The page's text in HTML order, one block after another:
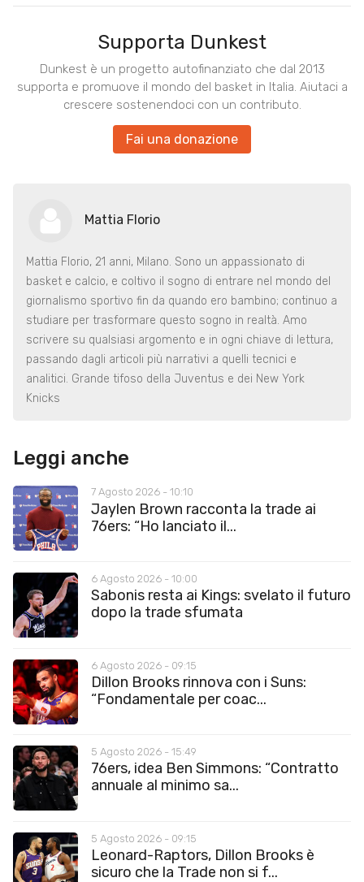
Supporta Dunkest
Dunkest è un progetto autofinanziato che dal 2013
supporta e promuove il mondo del basket in Italia. Aiutaci a
crescere sostenendoci con un contributo.
Fai una donazione
Mattia Florio
Mattia Florio, 21 anni, Milano. Sono un appassionato di
basket e calcio, e coltivo il sogno di entrare nel mondo del
giornalismo sportivo fin da quando ero bambino; continuo a
studiare per trasformare questo sogno in realtà. Amo
scrivere su qualsiasi argomento e in ogni chiave di lettura,
passando dagli articoli più narrativi a quelli tecnici e
analitici. Grande tifoso della Juventus e dei New York
Knicks
Leggi anche
7 Agosto 2026 - 10:10
Jaylen Brown racconta la trade ai
76ers: “Ho lanciato il...
6 Agosto 2026 - 10:00
Sabonis resta ai Kings: svelato il futuro
dopo la trade sfumata
6 Agosto 2026 - 09:15
Dillon Brooks rinnova con i Suns:
“Fondamentale per coac...
5 Agosto 2026 - 15:49
76ers, idea Ben Simmons: “Contratto
annuale al minimo sa...
5 Agosto 2026 - 09:15
Leonard-Raptors, Dillon Brooks è
sicuro che la Trade non si f...